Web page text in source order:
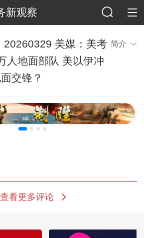
新观察
20260329 美媒：美考
人地面部队 美以伊冲
交锋？
简介
查看更多评论